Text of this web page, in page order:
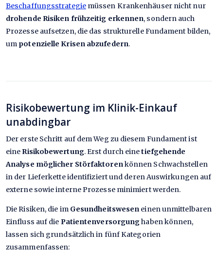
Beschaffungsstrategiemüssen Krankenhäuser nicht nur
drohende Risiken frühzeitig erkennen, sondern auch
Prozesse aufsetzen, die das strukturelle Fundament bilden,
um potenzielle Krisen abzufedern.
Risikobewertung im Klinik-Einkauf
unabdingbar
Der erste Schritt auf dem Weg zu diesem Fundament ist
eine Risikobewertung. Erst durch einetiefgehende
Analyse möglicher Störfaktorenkönnen Schwachstellen
in der Lieferkette identifiziert und deren Auswirkungen auf
externe sowie interne Prozesse minimiert werden.
Die Risiken, die im Gesundheitswesen einen unmittelbaren
Einfluss auf die Patientenversorgunghaben können,
lassen sich grundsätzlich in fünf Kategorien
zusammenfassen: